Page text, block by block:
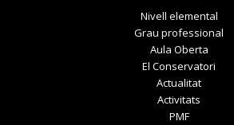
Nivell elemental
Grau professional
Aula Oberta
El Conservatori
Actualitat
Activitats
PMF